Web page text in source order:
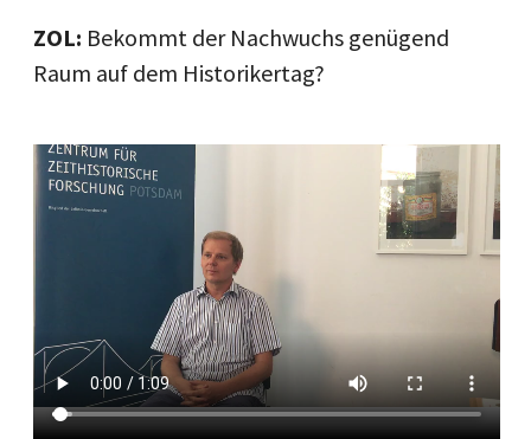
ZOL: Bekommt der Nachwuchs genügend
Raum auf dem Historikertag?